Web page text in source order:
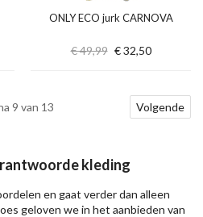
ONLY ECO jurk CARNOVA
€ 49,99 € 32,50
9 van 13 Volgende
kleding
en gaat verder dan alleen
geloven we in het aanbieden van